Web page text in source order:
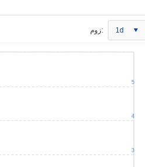
زوم: 1d
3
4
5